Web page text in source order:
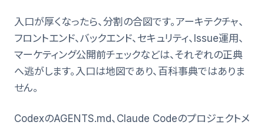
入口が厚くなったら、分割の合図です。アーキテクチャ、
フロントエンド、バックエンド、セキュリティ、Issue運用、
マーケティング公開前チェックなどは、それぞれの正典
へ逃がします。入口は地図であり、百科事典ではありま
せん。
CodexのAGENTS.md、Claude Codeのプロジェクトメ